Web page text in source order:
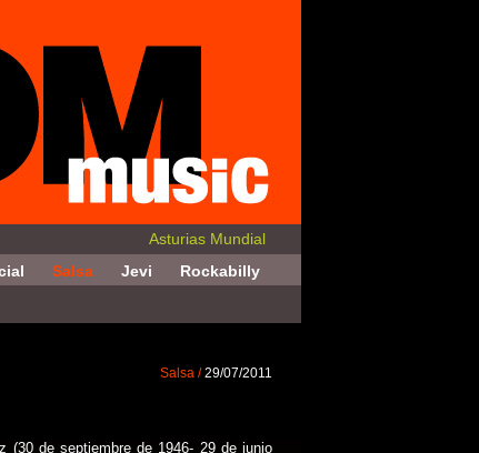
Asturias Mundial
Salsa Jevi Rockabilly
Salsa /29/07/2011
(30 de septiembre de 1946- 29 de junio